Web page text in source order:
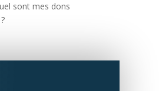
sont mes dons